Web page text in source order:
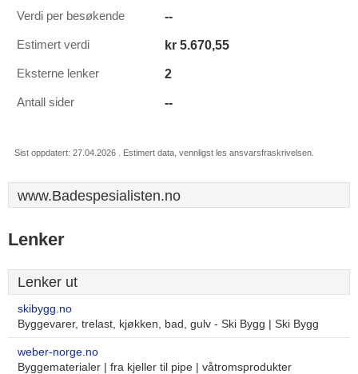
Verdi per besøkende --
Estimert verdi kr 5.670,55
Eksterne lenker 2
Antall sider --
Sist oppdatert: 27.04.2026 . Estimert data, vennligst les ansvarsfraskrivelsen.
www.Badespesialisten.no
Lenker
Lenker ut
skibygg.no
Byggevarer, trelast, kjøkken, bad, gulv - Ski Bygg | Ski Bygg
weber-norge.no
Byggematerialer | fra kjeller til pipe | våtromsprodukter